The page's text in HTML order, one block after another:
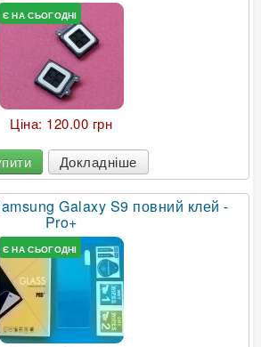
Є НА СЬОГОДНІ
Ціна: 120.00 грн
Докладніше
Galaxy S9 повний клей -
Pro+
Є НА СЬОГОДНІ